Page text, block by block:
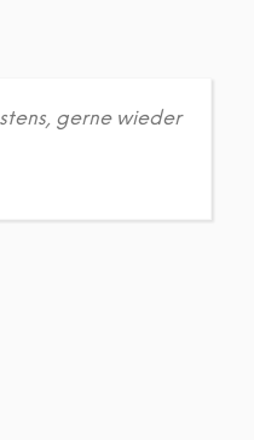
gerne wieder